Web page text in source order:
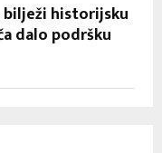
bilježi historijsku
dalo podršku